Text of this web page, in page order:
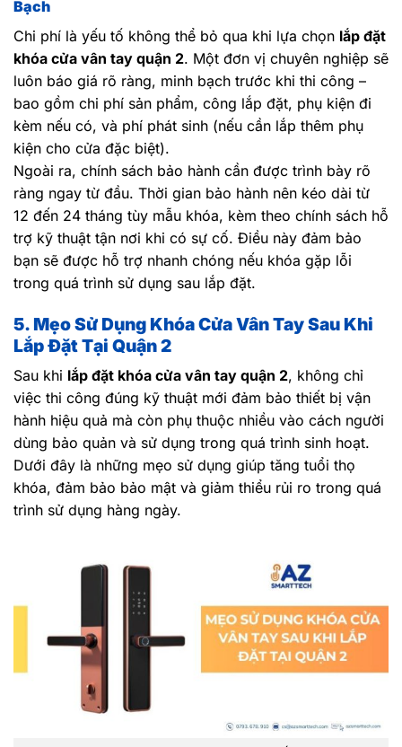
Bạch
Chi phí là yếu tố không thể bỏ qua khi lựa chọn lắp đặt
khóa cửa vân tay quận 2. Một đơn vị chuyên nghiệp sẽ
luôn báo giá rõ ràng, minh bạch trước khi thi công –
bao gồm chi phí sản phẩm, công lắp đặt, phụ kiện đi
kèm nếu có, và phí phát sinh (nếu cần lắp thêm phụ
kiện cho cửa đặc biệt).
Ngoài ra, chính sách bảo hành cần được trình bày rõ
ràng ngay từ đầu. Thời gian bảo hành nên kéo dài từ
12 đến 24 tháng tùy mẫu khóa, kèm theo chính sách hỗ
trợ kỹ thuật tận nơi khi có sự cố. Điều này đảm bảo
bạn sẽ được hỗ trợ nhanh chóng nếu khóa gặp lỗi
trong quá trình sử dụng sau lắp đặt.
5. Mẹo Sử Dụng Khóa Cửa Vân Tay Sau Khi
Lắp Đặt Tại Quận 2
Sau khi lắp đặt khóa cửa vân tay quận 2, không chỉ
việc thi công đúng kỹ thuật mới đảm bảo thiết bị vận
hành hiệu quả mà còn phụ thuộc nhiều vào cách người
dùng bảo quản và sử dụng trong quá trình sinh hoạt.
Dưới đây là những mẹo sử dụng giúp tăng tuổi thọ
khóa, đảm bảo bảo mật và giảm thiểu rủi ro trong quá
trình sử dụng hàng ngày.